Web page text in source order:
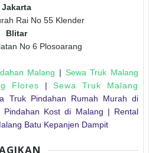
Jakarta
Rai No 55 Klender
Blitar
No 6 Plosoarang
Malang | Sewa Truk Malang
Flores |Sewa Truk Malang
Truk Pindahan Rumah Murah di
Pindahan Kost di Malang | Rental
Batu Kepanjen Dampit